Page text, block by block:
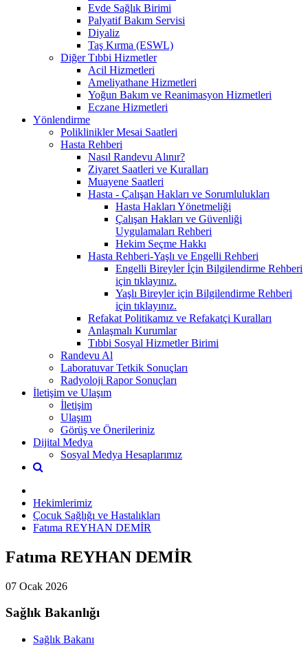
Evde Sağlık Birimi
Palyatif Bakım Servisi
Diyaliz
Taş Kırma (ESWL)
Diğer Tıbbi Hizmetler
Acil Hizmetleri
Ameliyathane Hizmetleri
Yoğun Bakım ve Reanimasyon Hizmetleri
Eczane Hizmetleri
Yönlendirme
Poliklinikler Mesai Saatleri
Hasta Rehberi
Nasıl Randevu Alınır?
Ziyaret Saatleri ve Kuralları
Muayene Saatleri
Hasta - Çalışan Hakları ve Sorumlulukları
Hasta Hakları Yönetmeliği
Çalışan Hakları ve Güvenliği
Uygulamaları Rehberi
Hekim Seçme Hakkı
Hasta Rehberi-Yaşlı ve Engelli Rehberi
Engelli Bireyler İçin Bilgilendirme Rehberi
için tıklayınız.
Yaşlı Bireyler için Bilgilendirme Rehberi
için tıklayınız.
Refakat Politikamız ve Refakatçi Kuralları
Anlaşmalı Kurumlar
Tıbbi Sosyal Hizmetler Birimi
Randevu Al
Laboratuvar Tetkik Sonuçları
Radyoloji Rapor Sonuçları
İletişim ve Ulaşım
İletişim
Ulaşım
Görüş ve Önerileriniz
Dijital Medya
Sosyal Medya Hesaplarımız
Hekimlerimiz
Çocuk Sağlığı ve Hastalıkları
Fatıma REYHAN DEMİR
Fatıma REYHAN DEMİR
07 Ocak 2026
Sağlık Bakanlığı
Sağlık Bakanı